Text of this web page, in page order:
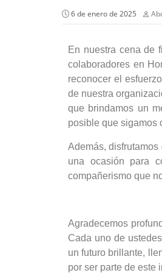
6 de enero de 2025
En nuestra cena de
colaboradores en
reconocer el
de nuestra
que brindamos un
posible que sigamos
Además,
una ocasión para
compañerismo que
Agradecemos
Cada uno de
un futuro brillante,
por ser parte de este